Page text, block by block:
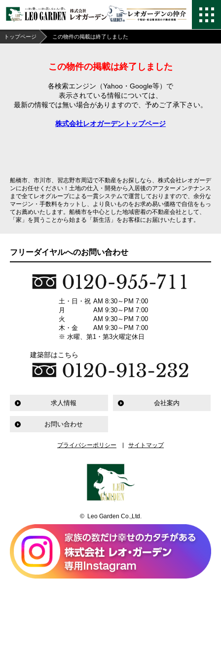
トップページ この物件の掲載は終了しました
この物件の掲載は終了しました
各検索エンジン（Yahoo・Google等）で
表示されている情報については、
最新の情報では無い場合がありますので、 予めご了承下さい。
株式会社レオガーデントップページ
船橋市、市川市、習志野市周辺で不動産をお探しなら、株式会社レオガーデ
ンにお任せください！土地の仕入・開発から入居後のアフターメンテナンス
まで全てレオグループによる一貫システムで運営しておりますので、余分な
マージン・手数料をカットし、より良いものをお求め易い価格で自信をもっ
てお薦めいたします。船橋市を中心とした地域密着の不動産会社として、
「家」を買うことから始まる「新生活」をお客様にお届けいたします。
フリーダイヤルへのお問い合わせ
土・日・祝 AM 8:30～PM 7:00
月
AM 9:30～PM 7:00
火
AM 9:30～PM 7:00
木・金
AM 9:30～PM 7:00
※ 水曜、第1・第3火曜定休日
建築部はこちら
求人情報 会社案内
お問い合わせ
プライバシーポリシー サイトマップ
© Leo Garden Co.,Ltd.